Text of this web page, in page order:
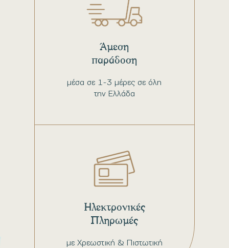
μέσα σε 1-3 μέρες σε όλη
την Ελλάδα
Άμεση
παράδοση
με Χρεωστική & Πιστωτική
Ηλεκτρονικές
Πληρωμές